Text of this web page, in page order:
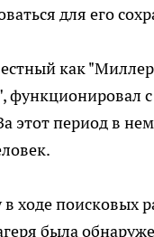
для его
как
функционировал
этот период в
в ходе поисковых
была